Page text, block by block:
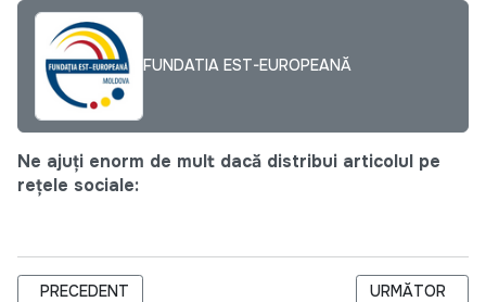
FUNDATIA EST-EUROPEANĂ
Ne ajuți enorm de mult dacă distribui articolul pe
rețele sociale:
ARTICOL PRECEDENT: „INTEGRAREA EUROPEANĂ A
PRECEDENT ARTICOLUL
URMĂTOR